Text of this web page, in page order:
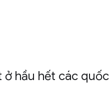
hầu hết các